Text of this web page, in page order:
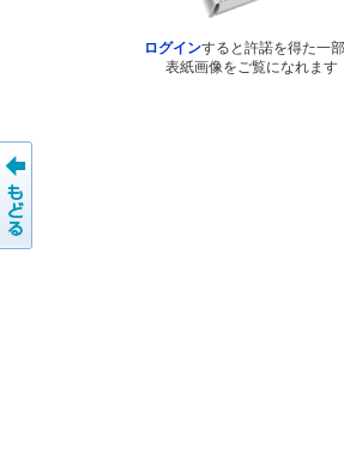
ログインすると許諾を得た一
表紙画像をご覧になれます